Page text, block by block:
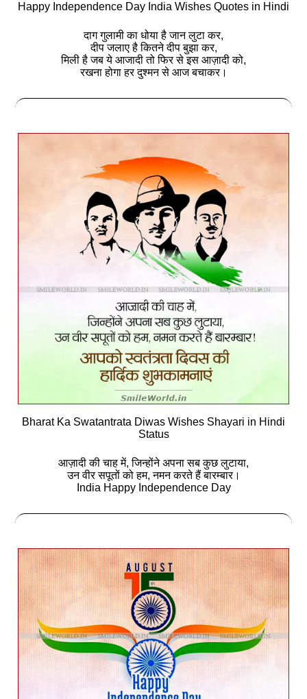
Happy Independence Day India Wishes Quotes in Hindi
दाग गुलामी का धोया है जान लुटा कर,
दीप जलाए है कितने दीप बुझा कर,
मिली है जब ये आजादी तो फिर से इस आज़ादी को,
रखना होगा हर दुश्मन से आज बचाकर।
Bharat Ka Swatantrata Diwas Wishes Shayari in Hindi
Status
आज़ादी की चाह में, जिन्होंने अपना सब कुछ लुटाया,
उन वीर सपूतों को हम, नमन करते हैं बारम्बार।
India Happy Independence Day